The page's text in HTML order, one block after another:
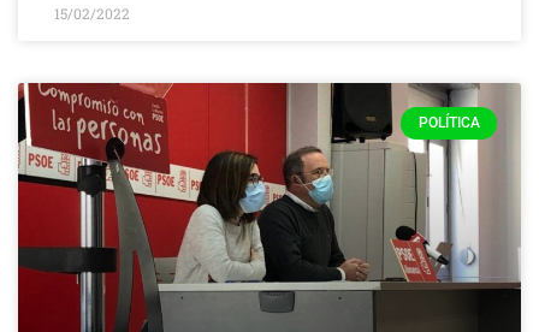
15/02/2022
POLÍTICA